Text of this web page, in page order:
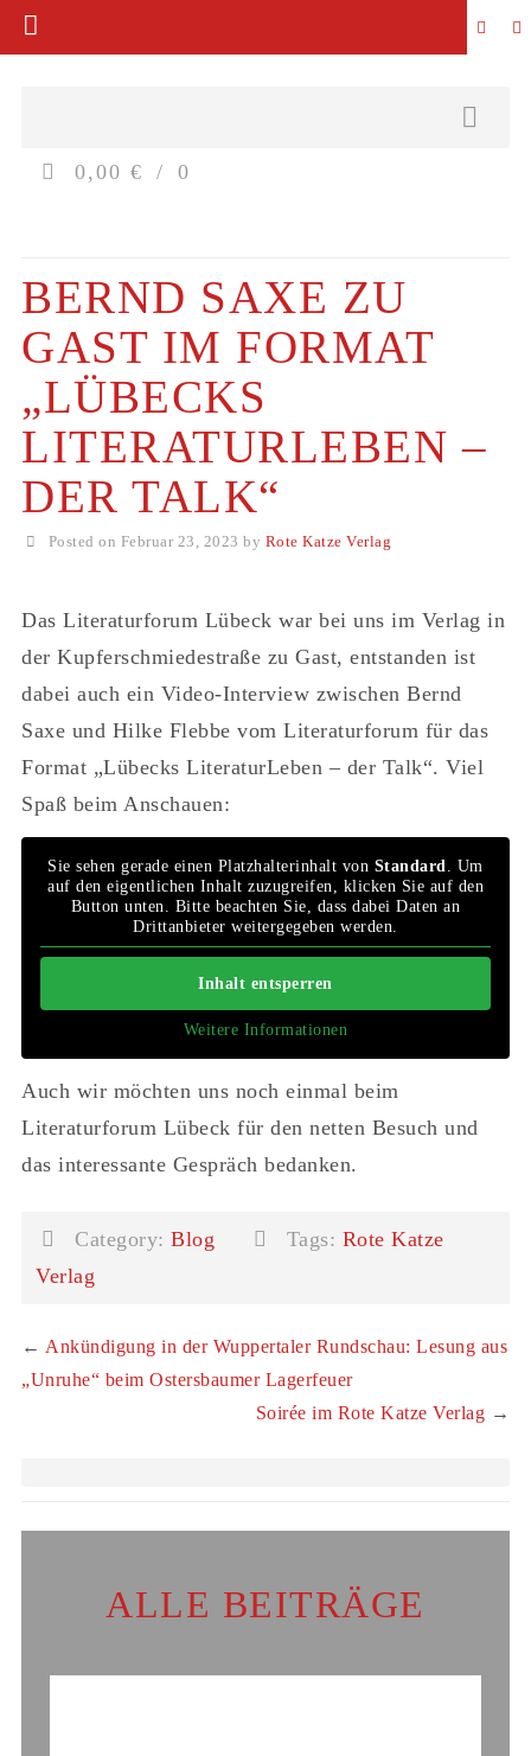
0,00 € 0
BERND SAXE ZU
GAST IM FORMAT
„LÜBECKS
LITERATURLEBEN –
DER TALK“
Posted on Februar 23, 2023 by Rote Katze Verlag
Das Literaturforum Lübeck war bei uns im Verlag in
der Kupferschmiedestraße zu Gast, entstanden ist
dabei auch ein Video-Interview zwischen Bernd
Saxe und Hilke Flebbe vom Literaturforum für das
Format „Lübecks LiteraturLeben – der Talk“. Viel
Spaß beim Anschauen:
Sie sehen gerade einen Platzhalterinhalt von Standard. Um
auf den eigentlichen Inhalt zuzugreifen, klicken Sie auf den
Button unten. Bitte beachten Sie, dass dabei Daten an
Drittanbieter weitergegeben werden.
Inhalt entsperren
Weitere Informationen
Auch wir möchten uns noch einmal beim
Literaturforum Lübeck für den netten Besuch und
das interessante Gespräch bedanken.
Category: Blog Tags: Rote Katze
Verlag
← Ankündigung in der Wuppertaler Rundschau: Lesung aus
„Unruhe“ beim Ostersbaumer Lagerfeuer
Soirée im Rote Katze Verlag →
ALLE BEITRÄGE